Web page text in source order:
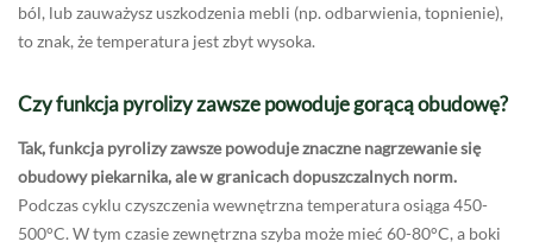
ból, lub zauważysz uszkodzenia mebli (np. odbarwienia, topnienie),
to znak, że temperatura jest zbyt wysoka.
Czy funkcja pyrolizy zawsze powoduje gorącą obudowę?
Tak, funkcja pyrolizy zawsze powoduje znaczne nagrzewanie się
obudowy piekarnika, ale w granicach dopuszczalnych norm.
Podczas cyklu czyszczenia wewnętrzna temperatura osiąga 450-
500°C. W tym czasie zewnętrzna szyba może mieć 60-80°C, a boki